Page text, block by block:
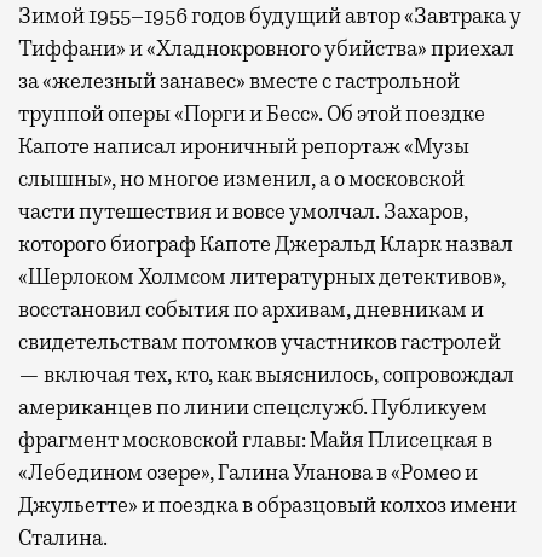
Зимой 1955–1956 годов будущий автор «Завтрака у
Тиффани» и «Хладнокровного убийства» приехал
за «железный занавес» вместе с гастрольной
труппой оперы «Порги и Бесс». Об этой поездке
Капоте написал ироничный репортаж «Музы
слышны», но многое изменил, а о московской
части путешествия и вовсе умолчал. Захаров,
которого биограф Капоте Джеральд Кларк назвал
«Шерлоком Холмсом литературных детективов»,
восстановил события по архивам, дневникам и
свидетельствам потомков участников гастролей
— включая тех, кто, как выяснилось, сопровождал
американцев по линии спецслужб. Публикуем
фрагмент московской главы: Майя Плисецкая в
«Лебедином озере», Галина Уланова в «Ромео и
Джульетте» и поездка в образцовый колхоз имени
Сталина.